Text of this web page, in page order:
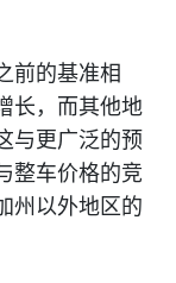
前的基准相
长，而其他地
与更广泛的预
整车价格的竞
州以外地区的